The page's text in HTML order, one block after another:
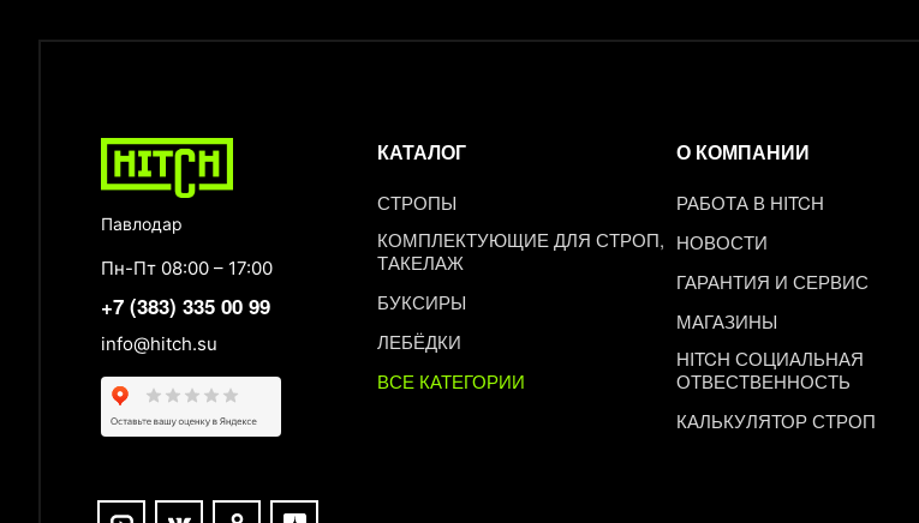
Павлодар
Пн-Пт 08:00 – 17:00
+7 (383) 335 00 99
info@hitch.su
КАТАЛОГ
СТРОПЫ
КОМПЛЕКТУЮЩИЕ ДЛЯ СТРОП,
ТАКЕЛАЖ
БУКСИРЫ
ЛЕБЁДКИ
ВСЕ КАТЕГОРИИ
О КОМПАНИИ
РАБОТА В HITCH
НОВОСТИ
ГАРАНТИЯ И СЕРВИС
МАГАЗИНЫ
HITCH СОЦИАЛЬНАЯ
ОТВЕСТВЕННОСТЬ
КАЛЬКУЛЯТОР СТРОП